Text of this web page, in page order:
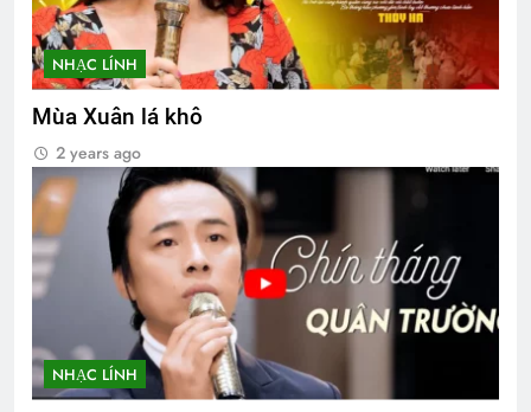
NHẠC LÍNH
Mùa Xuân lá khô
2 years ago
NHẠC LÍNH